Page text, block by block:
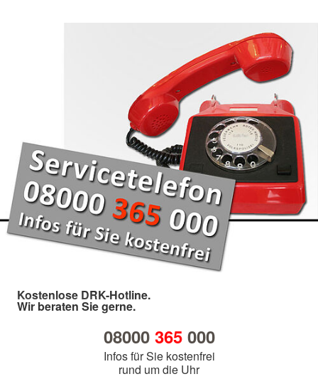
Kostenlose DRK-Hotline.
Wir beraten Sie gerne.
08000 365000
Infos für Sie kostenfrei
rund um die Uhr